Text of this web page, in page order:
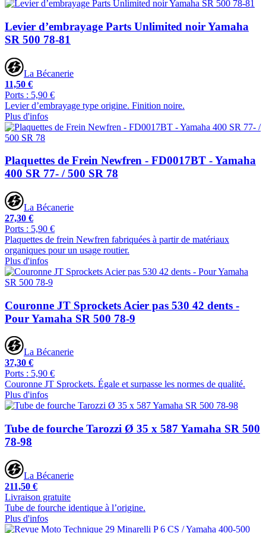
Levier d’embrayage Parts Unlimited noir Yamaha
SR 500 78-81
La Bécanerie
11,50 €
Ports : 5,90 €
Levier d’embrayage type origine. Finition noire.
Plus d'infos
Plaquettes de Frein Newfren - FD0017BT - Yamaha
400 SR 77- / 500 SR 78
La Bécanerie
27,30 €
Ports : 5,90 €
Plaquettes de frein Newfren fabriquées à partir de matériaux
organiques pour un usage routier.
Plus d'infos
Couronne JT Sprockets Acier pas 530 42 dents -
Pour Yamaha SR 500 78-9
La Bécanerie
37,30 €
Ports : 5,90 €
Couronne JT Sprockets. Égale et surpasse les normes de qualité.
Plus d'infos
Tube de fourche Tarozzi Ø 35 x 587 Yamaha SR 500
78-98
La Bécanerie
211,50 €
Livraison gratuite
Tube de fourche identique à l’origine.
Plus d'infos